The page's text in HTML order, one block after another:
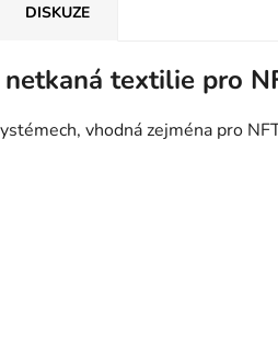
DISKUZE
textilie pro
vhodná zejména pro